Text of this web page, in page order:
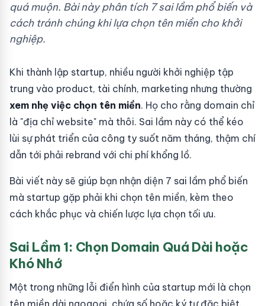
quá muộn. Bài này phân tích 7 sai lầm phổ biến và
cách tránh chúng khi lựa chọn tên miền cho khởi
nghiệp.
Khi thành lập startup, nhiều người khởi nghiệp tập
trung vào product, tài chính, marketing nhưng thường
xem nhẹ việc chọn tên miền. Họ cho rằng domain chỉ
là "địa chỉ website" mà thôi. Sai lầm này có thể kéo
lùi sự phát triển của công ty suốt năm tháng, thậm chí
dẫn tới phải rebrand với chi phí khổng lồ.
Bài viết này sẽ giúp bạn nhận diện 7 sai lầm phổ biến
mà startup gặp phải khi chọn tên miền, kèm theo
cách khắc phục và chiến lược lựa chọn tối ưu.
Sai Lầm 1: Chọn Domain Quá Dài hoặc
Khó Nhớ
Một trong những lỗi điển hình của startup mới là chọn
tên miền dài ngogoại, chứa số hoặc ký tự đặc biệt.